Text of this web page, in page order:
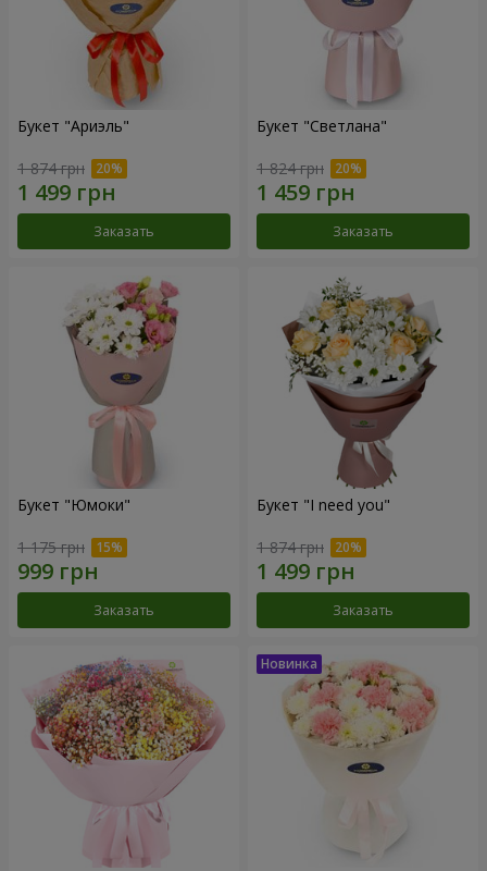
Букет "Ариэль"
1 874 грн
Заказать
Букет "Светлана"
1 824 грн
Заказать
Букет "Юмоки"
1 175 грн
Заказать
Букет "I need you"
1 874 грн
Заказать